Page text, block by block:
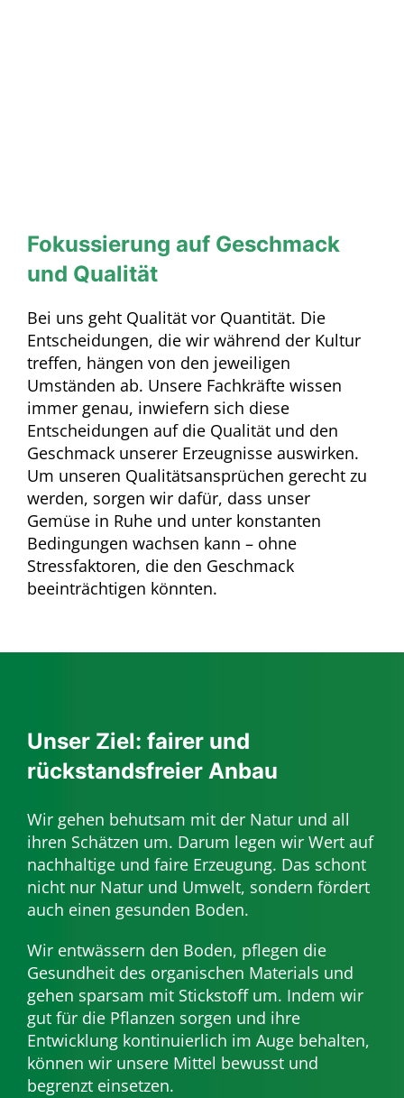
Fokussierung auf Geschmack
und Qualität
Bei uns geht Qualität vor Quantität. Die
Entscheidungen, die wir während der Kultur
treffen, hängen von den jeweiligen
Umständen ab. Unsere Fachkräfte wissen
immer genau, inwiefern sich diese
Entscheidungen auf die Qualität und den
Geschmack unserer Erzeugnisse auswirken.
Um unseren Qualitätsansprüchen gerecht zu
werden, sorgen wir dafür, dass unser
Gemüse in Ruhe und unter konstanten
Bedingungen wachsen kann – ohne
Stressfaktoren, die den Geschmack
beeinträchtigen könnten.
Unser Ziel: fairer und
rückstandsfreier Anbau
Wir gehen behutsam mit der Natur und all
ihren Schätzen um. Darum legen wir Wert auf
nachhaltige und faire Erzeugung. Das schont
nicht nur Natur und Umwelt, sondern fördert
auch einen gesunden Boden.
Wir entwässern den Boden, pflegen die
Gesundheit des organischen Materials und
gehen sparsam mit Stickstoff um. Indem wir
gut für die Pflanzen sorgen und ihre
Entwicklung kontinuierlich im Auge behalten,
können wir unsere Mittel bewusst und
begrenzt einsetzen.